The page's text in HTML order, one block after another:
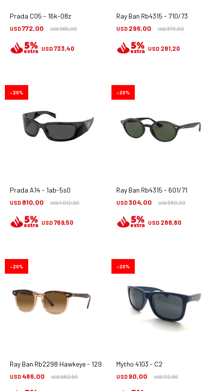
Prada C05 - 16k-08z
USD772,00 USD965,00
USD 733,40
Ray Ban Rb4315 - 710/73
USD 296,00 USD370,00
USD 281,20
Prada A14 - 1ab-5s0
USD 810,00 USD1.012,50
20
USD 769,50
Ray Ban Rb4315 - 601/71
USD 304,00 USD380,00
20
USD 288,80
Ray Ban Rb2298 Hawkeye - 1292/m2
USD 466,00 USD582,50
20
Mytho 4103 - C2
USD 90,00 USD112,50
20